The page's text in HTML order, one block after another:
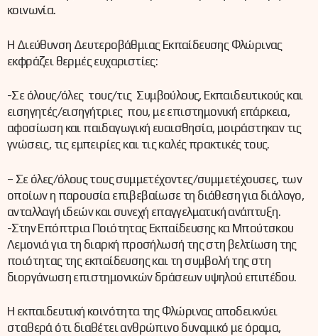
κοινωνία.
Η Διεύθυνση Δευτεροβάθμιας Εκπαίδευσης Φλώρινας
εκφράζει θερμές ευχαριστίες:
-Σε όλους/όλες τους/τις Συμβούλους, Εκπαιδευτικούς και
εισηγητές/εισηγήτριες που, με επιστημονική επάρκεια,
αφοσίωση και παιδαγωγική ευαισθησία, μοιράστηκαν τις
γνώσεις, τις εμπειρίες και τις καλές πρακτικές τους.
– Σε όλες/όλους τους συμμετέχοντες/συμμετέχουσες, των
οποίων η παρουσία επιβεβαίωσε τη διάθεση για διάλογο,
ανταλλαγή ιδεών και συνεχή επαγγελματική ανάπτυξη.
-Στην Επόπτρια Ποιότητας Εκπαίδευσης κα Μπούτσκου
Λεμονιά για τη διαρκή προσήλωσή της στη βελτίωση της
ποιότητας της εκπαίδευσης και τη συμβολή της στη
διοργάνωση επιστημονικών δράσεων υψηλού επιπέδου.
Η εκπαιδευτική κοινότητα της Φλώρινας αποδεικνύει
σταθερά ότι διαθέτει ανθρώπινο δυναμικό με όραμα,